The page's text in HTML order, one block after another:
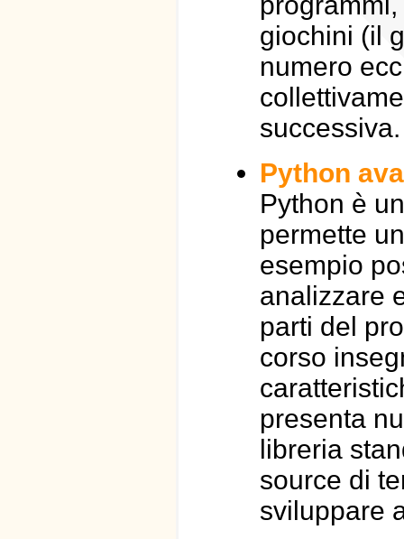
giochini (il
numero
successiva.
Python
Python è
permette
esempio
analizzare
parti del
corso
presenta
libreria
source di
sviluppare